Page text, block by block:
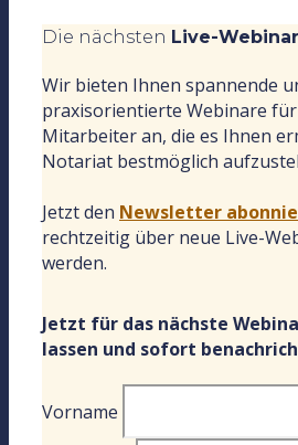
Die nächsten Live-
Wir bieten Ihnen spannende
praxisorientierte Webinare
Mitarbeiter an, die es Ihnen
Notariat bestmöglich
Jetzt den Newsletter
rechtzeitig über neue Live-
werden.
Jetzt für das nächste
lassen und sofort
Vorname